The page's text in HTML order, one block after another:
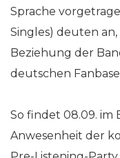
Sprache
Singles) deuten an,
Beziehung der
deutschen
So findet 08.09. im
Anwesenheit der